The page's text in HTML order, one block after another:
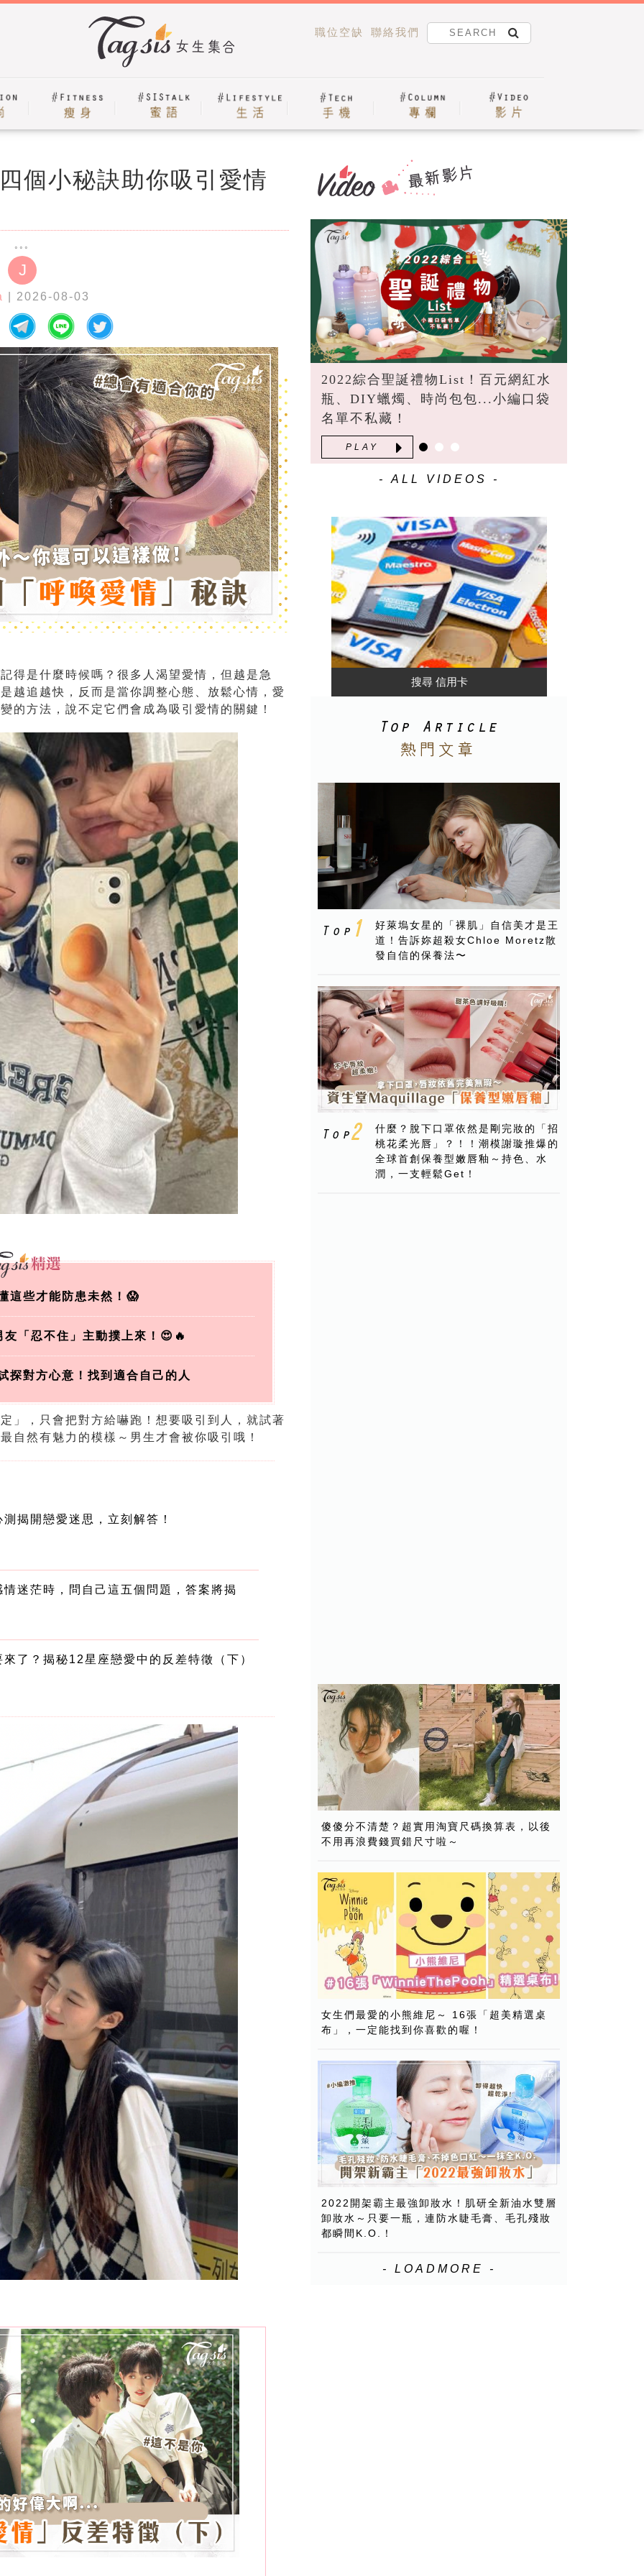
職位空缺 聯絡我們
個小秘訣助你吸引愛情
J
| 2026-08-03
得是什麼時候嗎？很多人渴望愛情，但越是急
越追越快，反而是當你調整心態、放鬆心情，愛
的方法，說不定它們會成為吸引愛情的關鍵！
這些才能防患未然！😱
「忍不住」主動撲上來！😍🔥
探對方心意！找到適合自己的人
」，只會把對方給嚇跑！想要吸引到人，就試著
自然有魅力的模樣～ 男生才會被你吸引哦！
揭開戀愛迷思，立刻解答！
迷茫時，問自己這五個問題，答案將揭
了？揭秘12星座戀愛中的反差特徵（下）
2022綜合聖誕禮物List！百元網紅水
瓶、DIY蠟燭、時尚包包...小編口袋
名單不私藏！
PLAY
- ALL VIDEOS -
好萊塢女星的「裸肌」自信美才是王
道！告訴妳超殺女Chloe Moretz散
發自信的保養法〜
什麼？脫下口罩依然是剛完妝的「招
桃花柔光唇」？！！潮模謝璇推爆的
全球首創保養型嫩唇釉～持色、水
潤，一支輕鬆Get！
傻傻分不清楚？超實用淘寶尺碼換算表，以後
不用再浪費錢買錯尺寸啦～
女生們最愛的小熊維尼～ 16張「超美精選桌
布」，一定能找到你喜歡的喔！
2022開架霸主最強卸妝水！肌研全新油水雙層
卸妝水～只要一瓶，連防水睫毛膏、毛孔殘妝
都瞬間K.O.！
- LOADMORE -